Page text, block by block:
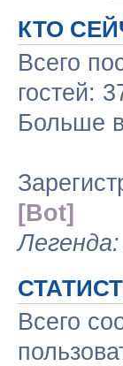
КТО
Всего
гостей:
Больше
[Bot]
Всего